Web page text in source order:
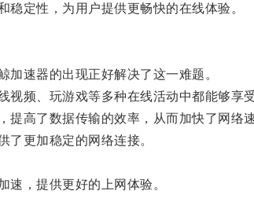
定性，为用户提供更畅快的在线体验。
速器的出现正好解决了这一难题。
频、玩游戏等多种在线活动中都能够享受
高了数据传输的效率，从而加快了网络速
更加稳定的网络连接。
，提供更好的上网体验。